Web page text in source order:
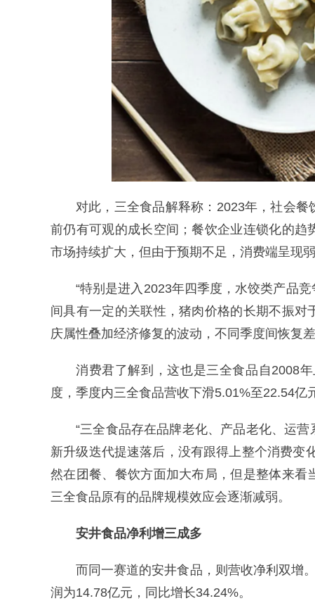
对此，三全食品解释称：2023年，社会
前仍有可观的成长空间；餐饮企业连锁化的
市场持续扩大，但由于预期不足，消费端呈现
“特别是进入2023年四季度，水饺类产品
间具有一定的关联性，猪肉价格的长期不振
庆属性叠加经济修复的波动，不同季度间恢复
消费君了解到，这也是三全食品自2008
度，季度内三全食品营收下滑5.01%至22.54亿
“三全食品存在品牌老化、产品老化、运
新升级迭代提速落后，没有跟得上整个消费变
然在团餐、餐饮方面加大布局，但是整体来看
三全食品原有的品牌规模效应会逐渐减弱。
安井食品净利增三成多
而同一赛道的安井食品，则营收净利双增
润为14.78亿元，同比增长34.24%。